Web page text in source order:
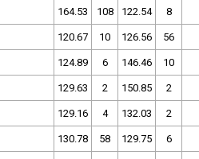
164.53 108 122.54 8
120.67 10 126.56 56
124.89 6 146.46 10
129.63 2 150.85 2
129.16 4 132.03 2
130.78 58 129.75 6